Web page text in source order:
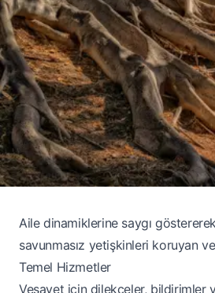
Aile dinamiklerine saygı
savunmasız yetişkinleri koruyan
Temel Hizmetler
Vesayet için dilekçeler, bildirimler